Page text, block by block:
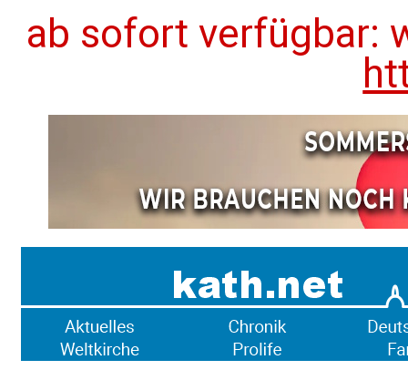
ab sofort verfügbar: